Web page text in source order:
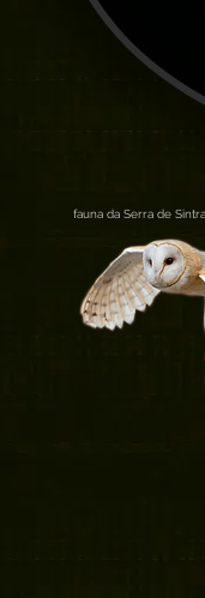
fauna da Serra de